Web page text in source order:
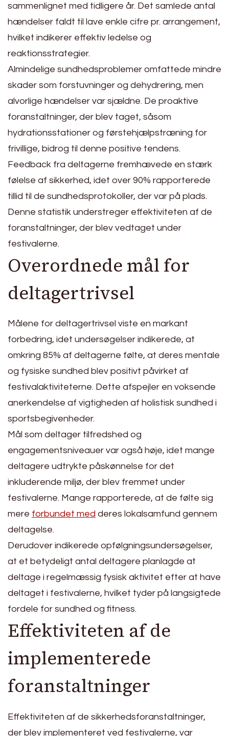
sammenlignet med tidligere år. Det samlede antal
hændelser faldt til lave enkle cifre pr. arrangement,
hvilket indikerer effektiv ledelse og
reaktionsstrategier.
Almindelige sundhedsproblemer omfattede mindre
skader som forstuvninger og dehydrering, men
alvorlige hændelser var sjældne. De proaktive
foranstaltninger, der blev taget, såsom
hydrationsstationer og førstehjælpstræning for
frivillige, bidrog til denne positive tendens.
Feedback fra deltagerne fremhævede en stærk
følelse af sikkerhed, idet over 90% rapporterede
tillid til de sundhedsprotokoller, der var på plads.
Denne statistik understreger effektiviteten af de
foranstaltninger, der blev vedtaget under
festivalerne.
Overordnede mål for
deltagertrivsel
Målene for deltagertrivsel viste en markant
forbedring, idet undersøgelser indikerede, at
omkring 85% af deltagerne følte, at deres mentale
og fysiske sundhed blev positivt påvirket af
festivalaktiviteterne. Dette afspejler en voksende
anerkendelse af vigtigheden af holistisk sundhed i
sportsbegivenheder.
Mål som deltager tilfredshed og
engagementsniveauer var også høje, idet mange
deltagere udtrykte påskønnelse for det
inkluderende miljø, der blev fremmet under
festivalerne. Mange rapporterede, at de følte sig
mere forbundet med deres lokalsamfund gennem
deltagelse.
Derudover indikerede opfølgningsundersøgelser,
at et betydeligt antal deltagere planlagde at
deltage i regelmæssig fysisk aktivitet efter at have
deltaget i festivalerne, hvilket tyder på langsigtede
fordele for sundhed og fitness.
Effektiviteten af de
implementerede
foranstaltninger
Effektiviteten af de sikkerhedsforanstaltninger,
der blev implementeret ved festivalerne, var